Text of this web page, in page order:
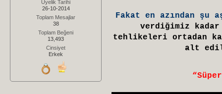
Üyelik Tarihi
26-10-2014
Toplam Mesajlar
38
Toplam Beğeni
13,493
Cinsiyet
Erkek
Fakat en azından şu
verdiğimiz
tehlikeleri ortadan
alt